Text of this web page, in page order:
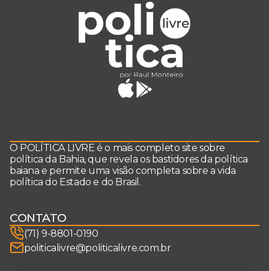
O POLÍTICA LIVRE é o mais completo site sobre
política da Bahia, que revela os bastidores da política
baiana e permite uma visão completa sobre a vida
política do Estado e do Brasil.
CONTATO
(71) 9-8801-0190
politicalivre@politicalivre.com.br